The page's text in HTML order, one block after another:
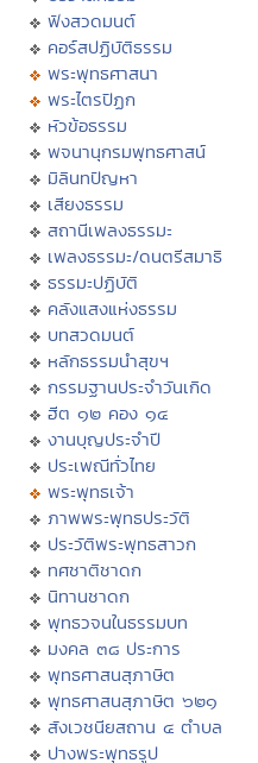
ฟังสวดมนต์
คอร์สปฏิบัติธรรม
พระพุทธศาสนา
พระไตรปิฏก
หัวข้อธรรม
พจนานุกรมพุทธศาสน์
มิลินทปัญหา
เสียงธรรม
สถานีเพลงธรรมะ
เพลงธรรมะ/ดนตรีสมาธิ
ธรรมะปฏิบัติ
คลังแสงแห่งธรรม
บทสวดมนต์
หลักธรรมนำสุขฯ
กรรมฐานประจำวันเกิด
ฮีต ๑๒ คอง ๑๔
งานบุญประจำปี
ประเพณีทั่วไทย
พระพุทธเจ้า
ภาพพระพุทธประวัติ
ประวัติพระพุทธสาวก
ทศชาติชาดก
นิทานชาดก
พุทธวจนในธรรมบท
มงคล ๓๘ ประการ
พุทธศาสนสุภาษิต
พุทธศาสนสุภาษิต ๖๒๑
สังเวชนียสถาน ๔ ตำบล
ปางพระพุทธรูป